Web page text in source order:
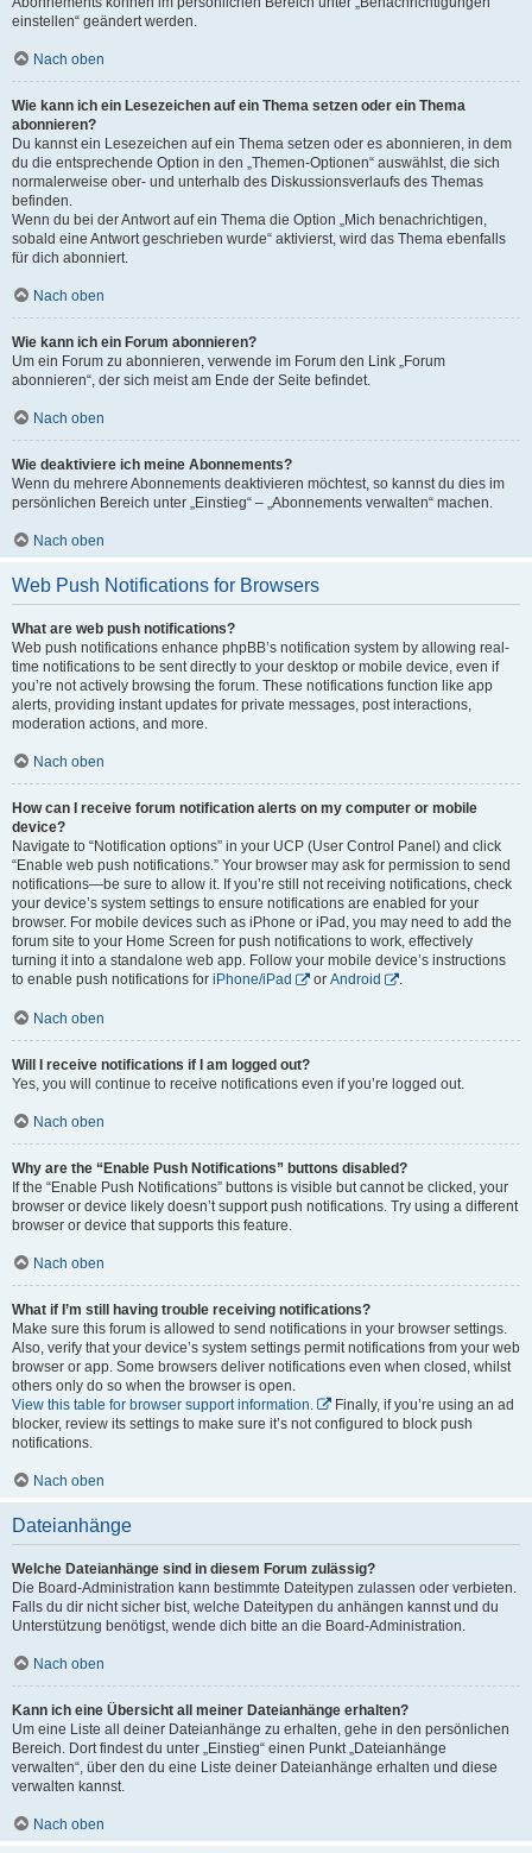
einstellen“ geändert werden.
Nach oben
Wie kann ich ein Lesezeichen auf ein Thema setzen oder ein Thema
abonnieren?
Du kannst ein Lesezeichen auf ein Thema setzen oder es abonnieren, in dem
du die entsprechende Option in den „Themen-Optionen“ auswählst, die sich
normalerweise ober- und unterhalb des Diskussionsverlaufs des Themas
befinden.
Wenn du bei der Antwort auf ein Thema die Option „Mich benachrichtigen,
sobald eine Antwort geschrieben wurde“ aktivierst, wird das Thema ebenfalls
für dich abonniert.
Nach oben
Wie kann ich ein Forum abonnieren?
Um ein Forum zu abonnieren, verwende im Forum den Link „Forum
abonnieren“, der sich meist am Ende der Seite befindet.
Nach oben
Wie deaktiviere ich meine Abonnements?
Wenn du mehrere Abonnements deaktivieren möchtest, so kannst du dies im
persönlichen Bereich unter „Einstieg“ – „Abonnements verwalten“ machen.
Nach oben
Web Push Notifications for Browsers
What are web push notifications?
Web push notifications enhance phpBB’s notification system by allowing real-
time notifications to be sent directly to your desktop or mobile device, even if
you’re not actively browsing the forum. These notifications function like app
alerts, providing instant updates for private messages, post interactions,
moderation actions, and more.
Nach oben
How can I receive forum notification alerts on my computer or mobile
device?
Navigate to “Notification options” in your UCP (User Control Panel) and click
“Enable web push notifications.” Your browser may ask for permission to send
notifications—be sure to allow it. If you’re still not receiving notifications, check
your device’s system settings to ensure notifications are enabled for your
browser. For mobile devices such as iPhone or iPad, you may need to add the
forum site to your Home Screen for push notifications to work, effectively
turning it into a standalone web app. Follow your mobile device’s instructions
to enable push notifications for iPhone/iPad or Android .
Nach oben
Will I receive notifications if I am logged out?
Yes, you will continue to receive notifications even if you’re logged out.
Nach oben
Why are the “Enable Push Notifications” buttons disabled?
If the “Enable Push Notifications” buttons is visible but cannot be clicked, your
browser or device likely doesn’t support push notifications. Try using a different
browser or device that supports this feature.
Nach oben
What if I’m still having trouble receiving notifications?
Make sure this forum is allowed to send notifications in your browser settings.
Also, verify that your device’s system settings permit notifications from your web
browser or app. Some browsers deliver notifications even when closed, whilst
others only do so when the browser is open.
View this table for browser support information.
Finally, if you’re using an ad
blocker, review its settings to make sure it’s not configured to block push
notifications.
Nach oben
Dateianhänge
Welche Dateianhänge sind in diesem Forum zulässig?
Die Board-Administration kann bestimmte Dateitypen zulassen oder verbieten.
Falls du dir nicht sicher bist, welche Dateitypen du anhängen kannst und du
Unterstützung benötigst, wende dich bitte an die Board-Administration.
Nach oben
Kann ich eine Übersicht all meiner Dateianhänge erhalten?
Um eine Liste all deiner Dateianhänge zu erhalten, gehe in den persönlichen
Bereich. Dort findest du unter „Einstieg“ einen Punkt „Dateianhänge
verwalten“, über den du eine Liste deiner Dateianhänge erhalten und diese
verwalten kannst.
Nach oben